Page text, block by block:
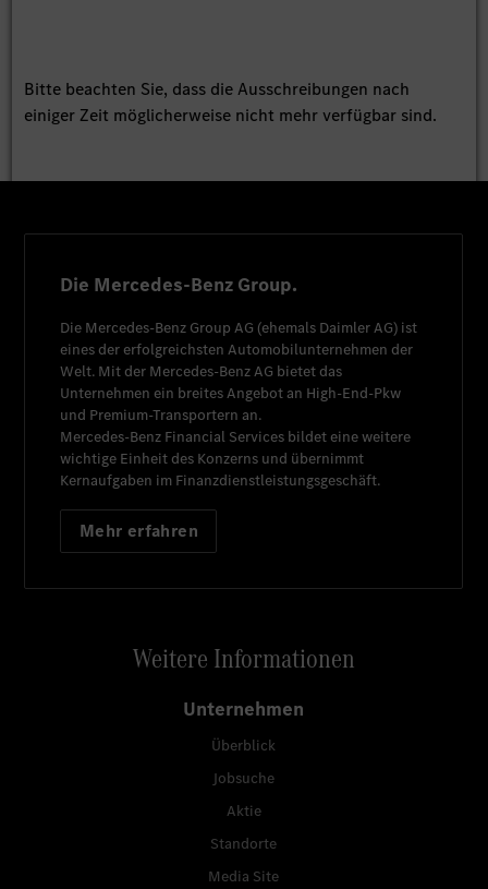
Bitte beachten Sie, dass die Ausschreibungen nach
einiger Zeit möglicherweise nicht mehr verfügbar sind.
Die Mercedes-Benz Group.
Die Mercedes-Benz Group AG (ehemals Daimler AG) ist
eines der erfolgreichsten Automobilunternehmen der
Welt. Mit der Mercedes-Benz AG bietet das
Unternehmen ein breites Angebot an High-End-Pkw
und Premium-Transportern an.
Mercedes-Benz Financial Services bildet eine weitere
wichtige Einheit des Konzerns und übernimmt
Kernaufgaben im Finanzdienstleistungsgeschäft.
Mehr erfahren
Weitere Informationen
Unternehmen
Überblick
Jobsuche
Aktie
Standorte
Media Site